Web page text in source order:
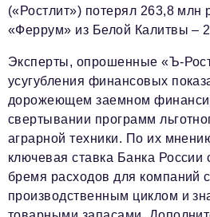
Информационный отдел
info@business-magazine.online
reklama@business-magazine.online
Отдел распространения/
podpiska@business-magazine.online
Отдел по работе с партнерами
partner@business-magazine.online
(«Ростлит») потерял 263,8
«Феррум» из Белой Калитвы –
Эксперты, опрошенные «Ъ-
усугубления финансовых
дорожеющем заемном
свертывании программ
аграрной техники. По их
ключевая ставка Банка России
бремя расходов для компаний
производственным циклом и